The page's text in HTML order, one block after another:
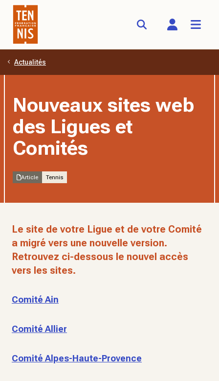
Aller au contenu principal
Actualités
Nouveaux sites web
des Ligues et
Comités
Article Tennis
Le site de votre Ligue et de votre Comité
a migré vers une nouvelle version.
Retrouvez ci-dessous le nouvel accès
vers les sites.
Comité Ain
Comité Allier
Comité Alpes-Haute-Provence